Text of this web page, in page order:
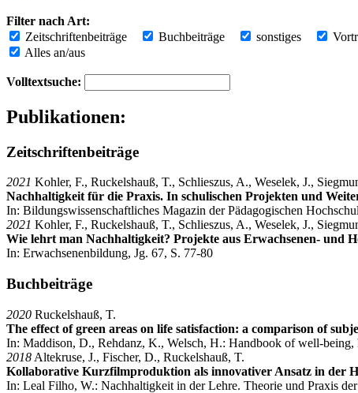
Filter nach Art:
Zeitschriftenbeiträge
Buchbeiträge sonstiges
Alles an/aus
Volltextsuche:
Publikationen:
Zeitschriftenbeiträge
2021 Kohler, F., Ruckelshauß, T., Schlieszus, A., Weselek, J.,
Nachhaltigkeit für die Praxis. In schulischen Projekten und
In: Bildungswissenschaftliches Magazin der Pädagogischen
2021 Kohler, F., Ruckelshauß, T., Schlieszus, A., Weselek, J.,
Wie lehrt man Nachhaltigkeit? Projekte aus Erwachsenen- und
In: Erwachsenenbildung, Jg. 67, S. 77-80
Buchbeiträge
2020 Ruckelshauß, T.
The effect of green areas on life satisfaction: a comparison of
In: Maddison, D., Rehdanz, K., Welsch, H.: Handbook of well-being,
2018 Altekruse, J., Fischer, D., Ruckelshauß, T.
Kollaborative Kurzfilmproduktion als innovativer Ansatz in der
In: Leal Filho, W.: Nachhaltigkeit in der Lehre. Theorie und Praxis